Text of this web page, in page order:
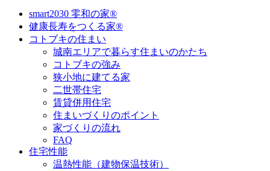
smart2030 零和の家®
健康長寿をつくる家®
コトブキの住まい
城南エリアで暮らす住まいのかたち
コトブキの強み
狭小地に建てる家
二世帯住宅
賃貸併用住宅
住まいづくりのポイント
家づくりの流れ
FAQ
住宅性能
温熱性能（建物保温技術）